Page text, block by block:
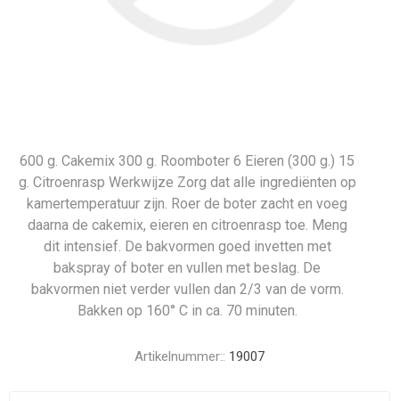
600 g. Cakemix 300 g. Roomboter 6 Eieren (300 g.) 15
g. Citroenrasp Werkwijze Zorg dat alle ingrediënten op
kamertemperatuur zijn. Roer de boter zacht en voeg
daarna de cakemix, eieren en citroenrasp toe. Meng
dit intensief. De bakvormen goed invetten met
bakspray of boter en vullen met beslag. De
bakvormen niet verder vullen dan 2/3 van de vorm.
Bakken op 160° C in ca. 70 minuten.
Artikelnummer:: 19007